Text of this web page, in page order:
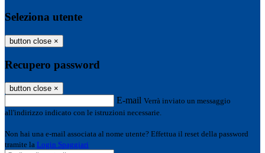
Seleziona utente
button close ×
Recupero password
button close ×
E-mail Verrà inviato un messaggio
all'indirizzo indicato con le istruzioni necessarie.
Non hai una e-mail associata al nome utente? Effettua il reset della password
tramite la Login Spaggiari